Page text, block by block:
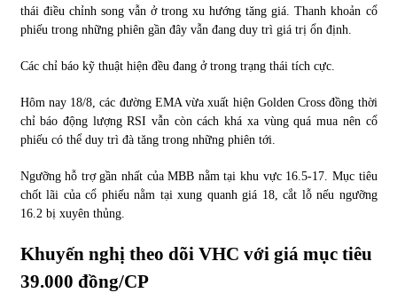
Phân tích giá tiền điện tử sau ngày thị trường lập kỷ lục
09/11/2021
Chứng khoán ngày 12/10/2021: Top 10 cổ phiếu nổi bật
13/10/2021
Top 10 xe bán chạy nhất tháng 9/2021
thái điều chỉnh song vẫn ở trong xu hướng tăng giá. Thanh khoản cổ
phiếu trong những phiên gần đây vẫn đang duy trì giá trị ổn định.
Các chỉ báo kỹ thuật hiện đều đang ở trong trạng thái tích cực.
Hôm nay 18/8, các đường EMA vừa xuất hiện Golden Cross đồng thời
chỉ báo động lượng RSI vẫn còn cách khá xa vùng quá mua nên cổ
phiếu có thể duy trì đà tăng trong những phiên tới.
Ngưỡng hỗ trợ gần nhất của MBB nằm tại khu vực 16.5-17. Mục tiêu
chốt lãi của cổ phiếu nằm tại xung quanh giá 18, cắt lỗ nếu ngưỡng
16.2 bị xuyên thủng.
Khuyến nghị theo dõi VHC với giá mục tiêu
39.000 đồng/CP